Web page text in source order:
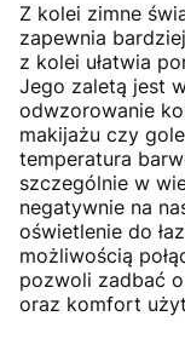
Z kolei zimne
zapewnia
z kolei ułatwia
Jego zaletą jest
odwzorowanie
makijażu czy
temperatura
szczególnie w
negatywnie na
oświetlenie do
możliwością
pozwoli zadbać
oraz komfort